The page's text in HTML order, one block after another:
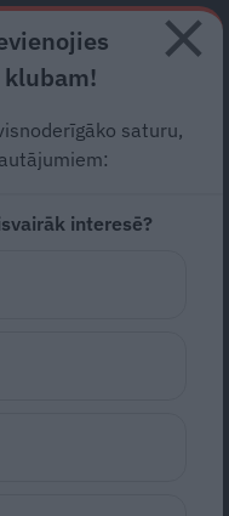
Abonē
teātra “tēvs”
kā Olga Dreģe,
klubam!
saturu,
interesē?